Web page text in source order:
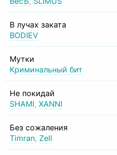
В лучах заката
BODIEV
Мутки
Криминальный бит
Не покидай
SHAMI, XANNI
Без сожаления
Timran, Zell